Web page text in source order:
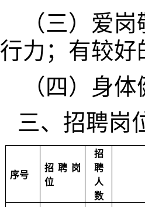
（三）爱岗
行力；有较好
（四）身体
三、招聘岗
序号
招聘岗
位
招
聘
人
数